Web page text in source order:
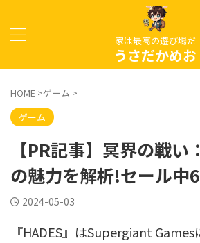
家は最高の遊び場だ
うさだかめお
HOME >ゲーム >
ゲーム
【PR記事】冥界の戦い
の魅力を解析!セール中
2024-05-03
『HADES』はSupergiant